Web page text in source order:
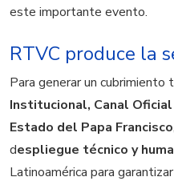
este importante evento.
RTVC produce la
Para generar un cubrimiento
Institucional, Canal
Estado del Papa Francisco
despliegue técnico y
Latinoamérica para